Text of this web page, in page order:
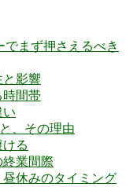
でまず押さえるべき
と影響
間帯
い
、その理由
る
終業間際
休みのタイミング